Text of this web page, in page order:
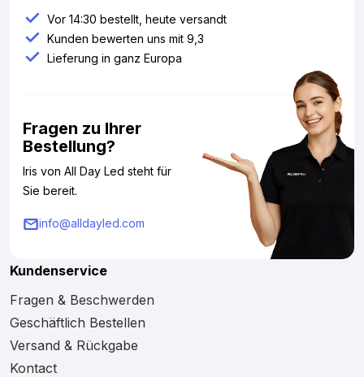
Vor 14:30 bestellt, heute versandt
Kunden bewerten uns mit 9,3
Lieferung in ganz Europa
Fragen zu Ihrer
Bestellung?
Iris von All Day Led steht für
Sie bereit.
info@alldayled.com
Kundenservice
Fragen & Beschwerden
Geschäftlich Bestellen
Versand & Rückgabe
Kontact